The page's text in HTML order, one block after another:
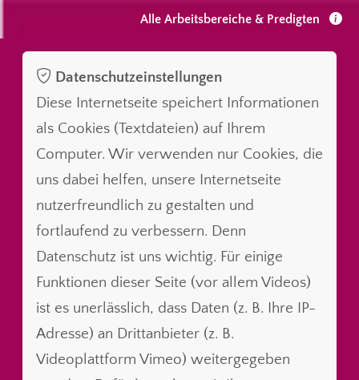
Alle Arbeitsbereiche & Predigten
Datenschutzeinstellungen
Diese Internetseite speichert Informationen
als Cookies (Textdateien) auf Ihrem
Computer. Wir verwenden nur Cookies, die
uns dabei helfen, unsere Internetseite
nutzerfreundlich zu gestalten und
fortlaufend zu verbessern. Denn
Datenschutz ist uns wichtig. Für einige
Funktionen dieser Seite (vor allem Videos)
ist es unerlässlich, dass Daten (z. B. Ihre IP-
Adresse) an Drittanbieter (z. B.
Videoplattform Vimeo) weitergegeben